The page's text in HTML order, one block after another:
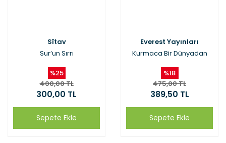
Sîtav
Sur’un Sırrı
%25
400,00 TL
300,00 TL
Sepete Ekle
Everest Yayınları
Kurmaca Bir Dünyadan
%18
475,00 TL
389,50 TL
Sepete Ekle